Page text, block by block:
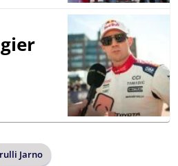
Jarno